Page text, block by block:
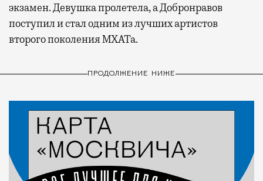
экзамен. Девушка пролетела, а Добронравов
поступил и стал одним из лучших артистов
второго поколения МХАТа.
ПРОДОЛЖЕНИЕ НИЖЕ